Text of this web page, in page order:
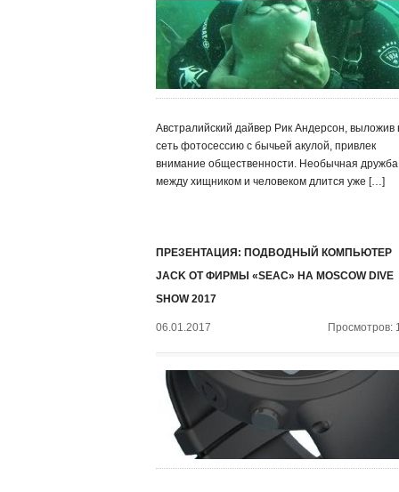
Австралийский дайвер Рик Андерсон, выложив
сеть фотосессию с бычьей акулой, привлек
внимание общественности. Необычная дружба
между хищником и человеком длится уже […]
ПРЕЗЕНТАЦИЯ: ПОДВОДНЫЙ КОМПЬЮТЕР
JACK ОТ ФИРМЫ «SEAC» НА MOSCOW DIVE
SHOW 2017
06.01.2017 Просмотров: